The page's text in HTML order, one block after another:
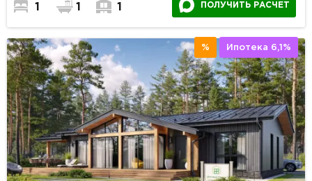
1 1 1 ПОЛУЧИТЬ РАСЧЕТ
% Ипотека 6,1%